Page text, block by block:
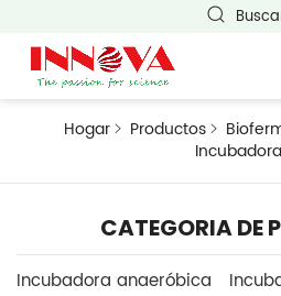
Hogar Productos
CATEGORIA DE
Incubadora anaeróbica